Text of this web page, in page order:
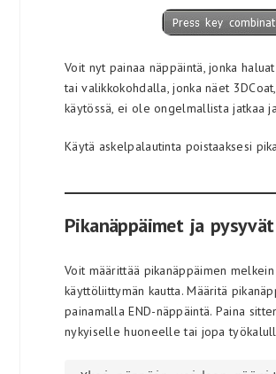
Voit nyt painaa näppäintä, jonka
tai valikkokohdalla, jonka näet
käytössä, ei ole ongelmallista jatkaa
Käytä askelpalautinta poistaaksesi
Pikanäppäimet ja
Voit määrittää pikanäppäimen
käyttöliittymän kautta. Määritä
painamalla END-näppäintä. Paina
nykyiselle huoneelle tai jopa